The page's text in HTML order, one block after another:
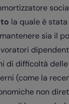
la quale è
sia il
di difficoltà delle
(come la
non